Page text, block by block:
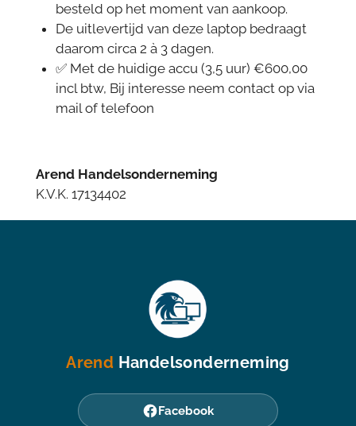
besteld op het moment van aankoop.
De uitlevertijd van deze laptop bedraagt
daarom circa 2 à 3 dagen.
✅ Met de huidige accu (3,5 uur) €600,00
incl btw, Bij interesse neem contact op via
mail of telefoon
Arend Handelsonderneming
K.V.K. 17134402
Arend Handelsonderneming
Facebook